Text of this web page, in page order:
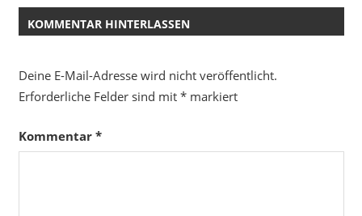
KOMMENTAR HINTERLASSEN
Deine E-Mail-Adresse wird nicht veröffentlicht.
Erforderliche Felder sind mit *markiert
Kommentar *